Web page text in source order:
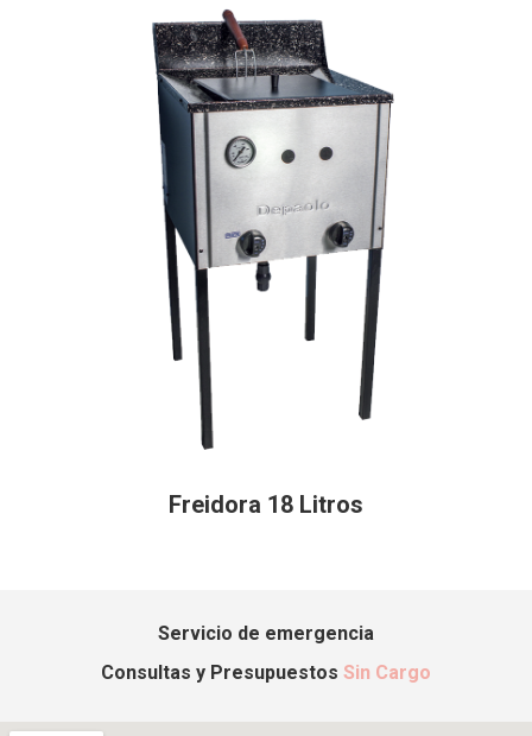
Freidora 18 Litros
Servicio de emergencia
Consultas y Presupuestos Sin Cargo